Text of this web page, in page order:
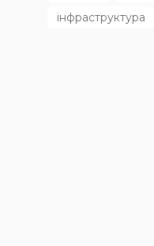
інфраструктура